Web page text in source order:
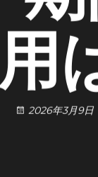
2026年3月9日